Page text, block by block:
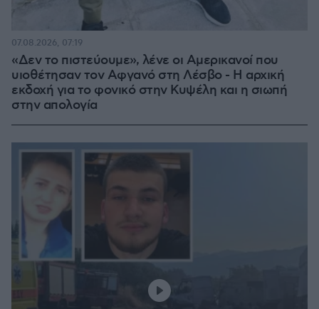
«Δεν το πιστεύουμε», λένε οι Αμερικανοί που
υιοθέτησαν τον Αφγανό στη Λέσβο - Η αρχική
εκδοχή για το φονικό στην Κυψέλη και η σιωπή
στην απολογία
07.08.2026, 07:19